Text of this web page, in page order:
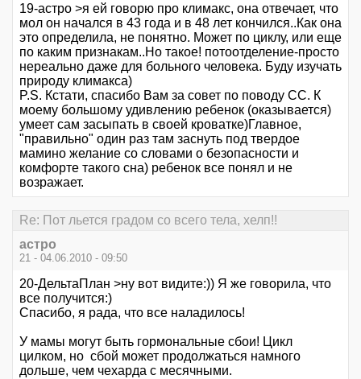
19-астро >я ей говорю про климакс, она отвечает, что
мол он начался в 43 года и в 48 лет кончился..Как она
это определила, не понятно. Может по циклу, или еще
по каким признакам..Но такое! потоотделение-просто
нереально даже для больного человека. Буду изучать
природу климакса)
P.S. Кстати, спасибо Вам за совет по поводу СС. К
моему большому удивлению ребенок (оказывается)
умеет сам засыпать в своей кроватке)Главное,
"правильно" один раз там заснуть под твердое
мамино желание со словами о безопасности и
комфорте такого сна) ребенок все понял и не
возражает.
Re: Пот льется градом со всего тела, хелп!!
астро
21 - 04.06.2010 - 09:50
20-ДельтаПлан >ну вот видите:)) Я же говорила, что
все получится:)
Спасибо, я рада, что все наладилось!
У мамы могут быть гормональные сбои! Цикл
цилком, но сбой может продолжаться намного
дольше, чем чехарда с месячными.